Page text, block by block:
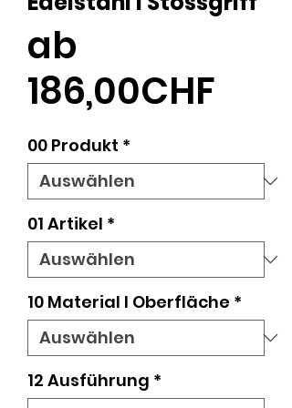
ab
186,00CHF
00 Produkt *
01 Artikel *
10 Material l Oberfläche *
12 Ausführung *